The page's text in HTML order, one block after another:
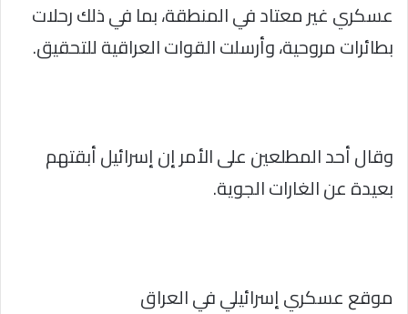
عسكري غير معتاد في المنطقة، بما في ذلك رحلات
بطائرات مروحية، وأرسلت القوات العراقية للتحقيق.
وقال أحد المطلعين على الأمر إن إسرائيل أبقتهم
بعيدة عن الغارات الجوية.
موقع عسكري إسرائيلي في العراق